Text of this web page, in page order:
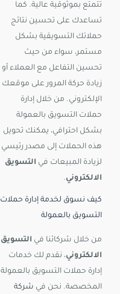
تتمتع بموثوقية عالية. كما
تساعدك على تحسين نتائج
حملاتك التسويقية بشكل
مستمر، سواء من حيث
تحسين التفاعل مع العملاء أو
زيادة حركة المرور على موقعك
الإلكتروني. من خلال إدارة
حملات التسويق بالعمولة
بشكل احترافي، يمكنك تحويل
هذه الحملات إلى مصدر رئيسي
لزيادة المبيعات في التسويق
الالكتروني.
كيف نسوق لخدمة إدارة حملات
التسويق بالعمولة
من خلال شركائنا في التسويق
الالكتروني، نقدم لك خدمات
إدارة حملات التسويق بالعمولة
المخصصة. نحن في شركة